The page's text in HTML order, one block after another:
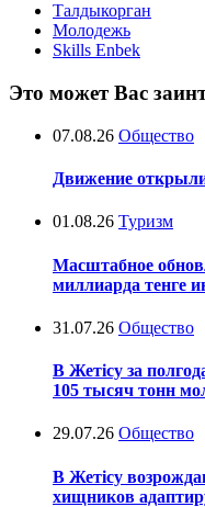
Талдыкорган
Молодежь
Skills Enbek
Это может Вас
07.08.26 Общество
Движение
01.08.26 Туризм
Масштабное
миллиарда тенге
31.07.26 Общество
В Жетісу за
105 тысяч тонн
29.07.26 Общество
В Жетісу
хищников